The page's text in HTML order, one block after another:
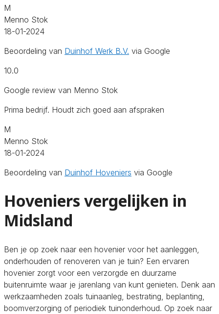
M
Menno Stok
18-01-2024
Beoordeling van Duinhof Werk B.V. via Google
10.0
Google review van Menno Stok
Prima bedrijf. Houdt zich goed aan afspraken
M
Menno Stok
18-01-2024
Beoordeling van Duinhof Hoveniers via Google
Hoveniers vergelijken in
Midsland
Ben je op zoek naar een hovenier voor het aanleggen,
onderhouden of renoveren van je tuin? Een ervaren
hovenier zorgt voor een verzorgde en duurzame
buitenruimte waar je jarenlang van kunt genieten. Denk aan
werkzaamheden zoals tuinaanleg, bestrating, beplanting,
boomverzorging of periodiek tuinonderhoud. Op zoek naar